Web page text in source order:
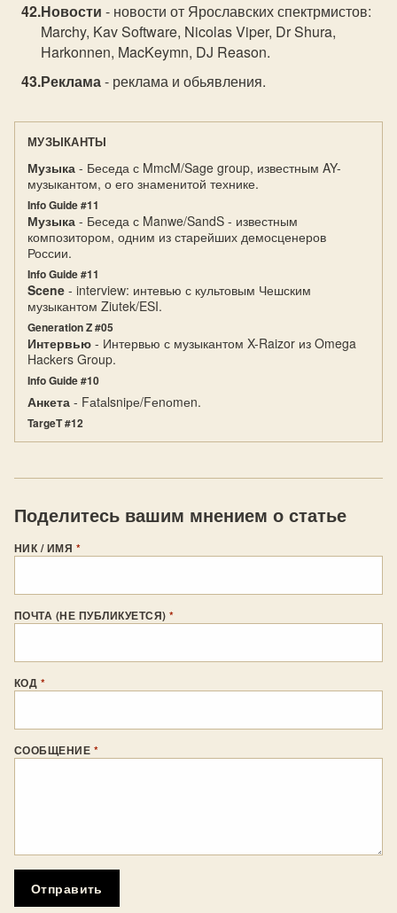
Новости - новости от Ярославских спектрмистов:
Marchy, Kav Software, Nicolas Viper, Dr Shura,
Harkonnen, MacKeymn, DJ Reason.
Реклама- реклама и обьявления.
МУЗЫКАНТЫ
Музыка - Беседа с MmcM/Sage group, известным AY-
музыкантом, о его знаменитой технике.
Info Guide #11
Музыка - Беседа с Manwe/SandS - известным
композитором, одним из старейших демосценеров
России.
Info Guide #11
Scene - interview: интевью с культовым Чешским
музыкантом Ziutek/ESI.
Generation Z #05
Интервью - Интервью с музыкантом X-Raizor из Omega
Hackers Group.
Info Guide #10
Анкета - Fаtаlsniре/Fеnоmеn.
TargeT #12
Поделитесь вашим мнением о статье
НИК / ИМЯ *
ПОЧТА (НЕ ПУБЛИКУЕТСЯ)*
КОД *
СООБЩЕНИЕ *
Отправить